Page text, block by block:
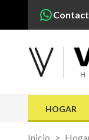
HOGAR
Inicio